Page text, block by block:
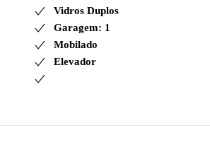
Vidros Duplos
Garagem: 1
Mobilado
Elevador